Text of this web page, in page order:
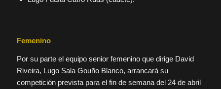
Femenino
Por su parte el equipo senior femenino que dirige David
Riveira, Lugo Sala Gouño Blanco, arrancará su
competición prevista para el fin de semana del 24 de abril